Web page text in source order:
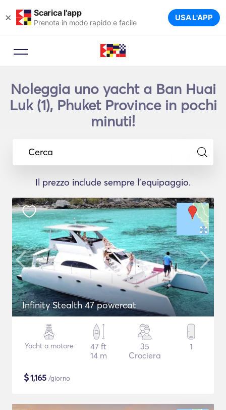
× Scarica l'app
Prenota in modo rapido e facile USA L'APP
Noleggia uno yacht a Ban Huai
Luk (1), Phuket Province in pochi
minuti!
Cerca
Il prezzo include sempre l'equipaggio.
Infinity Stealth 47 powercat
Yacht a motore
47 ft
14 m
35
Crociera
1
$1,165 /giorno